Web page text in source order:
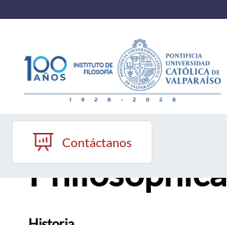
El Instituto
Pregrado
Contáctanos
Colección
Philosophica